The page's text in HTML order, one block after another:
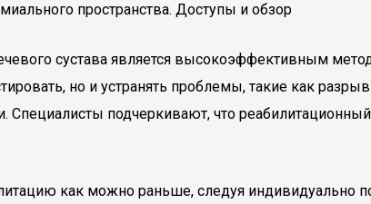
пространства. Доступы и обзор
сустава является высокоэффективным
но и устранять проблемы, такие как
Специалисты подчеркивают, что
как можно раньше, следуя индивидуально